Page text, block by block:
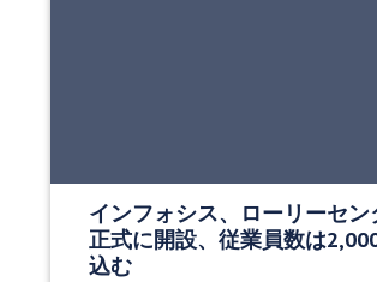
インフォシス、ローリーセン
正式に開設、従業員数は
込む